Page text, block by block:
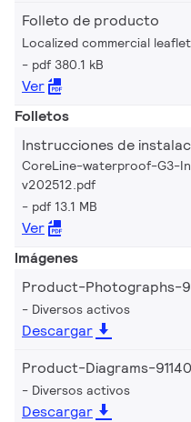
Folleto de producto
Localized commercial
pdf 380.1 kB
Ver
Folletos
Instrucciones de
CoreLine-waterproof-G3-
v202512.pdf
pdf 13.1 MB
Ver
Imágenes
Product-Photographs-
Diversos activos
Descargar
Product-Diagrams-
Diversos activos
Descargar